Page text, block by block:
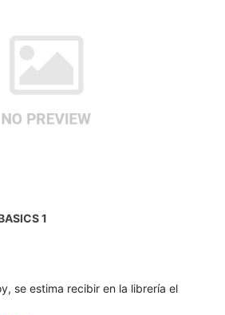
1
se estima recibir en la librería el